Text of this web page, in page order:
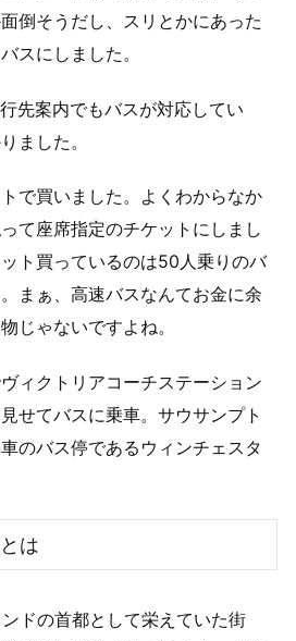
倒そうだし、スリとかにあった
スにしました。
先案内でもバスが対応してい
ました。
で買いました。よくわからなか
て座席指定のチケットにしまし
ト買っているのは50人乗りのバ
まぁ、高速バスなんてお金に余
じゃないですよね。
ィクトリアコーチステーション
せてバスに乗車。サウサンプト
のバス停であるウィンチェスタ
は
ドの首都として栄えていた街